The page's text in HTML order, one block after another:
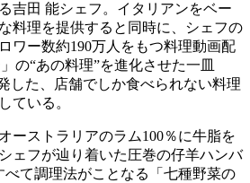
吉田 能シェフ。イタリアンをベー
料理を提供すると同時に、シェフの
ワー数約190万人をもつ料理動画配
の“あの料理”を進化させた一皿
した、店舗でしか食べられない料理
ている。
ーストラリアのラム100％に牛脂を
ェフが辿り着いた圧巻の仔羊ハンバ
べて調理法がことなる「七種野菜の